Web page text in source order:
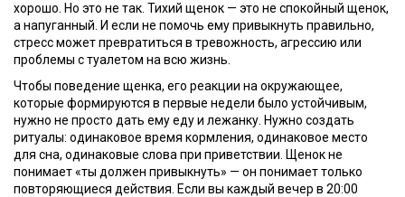
хорошо. Но это не так. Тихий щенок — это не спокойный щенок,
а напуганный. И если не помочь ему привыкнуть правильно,
стресс может превратиться в тревожность, агрессию или
проблемы с туалетом на всю жизнь.
Чтобы поведение щенка, его реакции на окружающее,
которые формируются в первые недели было устойчивым,
нужно не просто дать ему еду и лежанку. Нужно создать
ритуалы: одинаковое время кормления, одинаковое место
для сна, одинаковые слова при приветствии. Щенок не
понимает «ты должен привыкнуть» — он понимает только
повторяющиеся действия. Если вы каждый вечер в 20:00